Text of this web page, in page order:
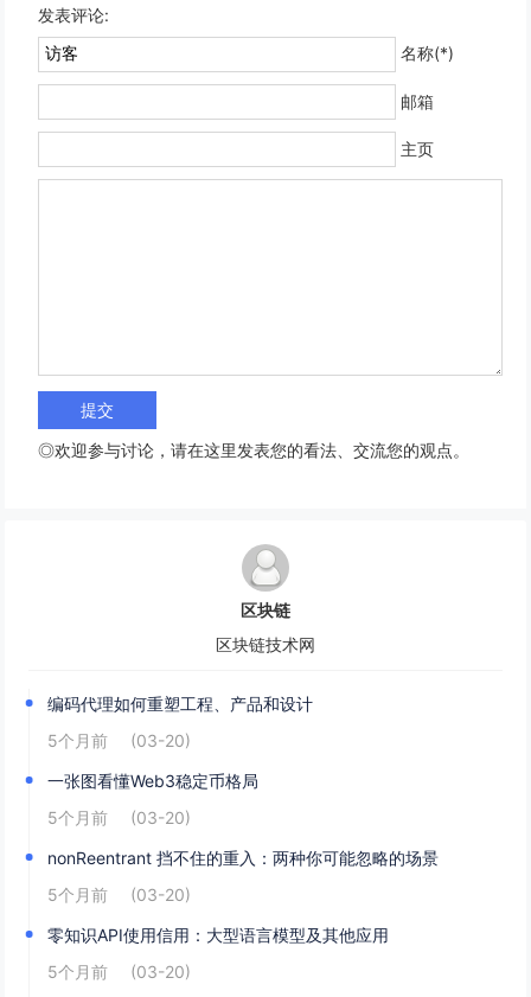
发表评论:
名称(*)
邮箱
主页
◎欢迎参与讨论，请在这里发表您的看法、交流您的观点。
区块链
区块链技术网
编码代理如何重塑工程、产品和设计
5个月前
(03-20)
一张图看懂Web3稳定币格局
5个月前
(03-20)
nonReentrant 挡不住的重入：两种你可能忽略的场景
5个月前
(03-20)
零知识API使用信用：大型语言模型及其他应用
5个月前
(03-20)